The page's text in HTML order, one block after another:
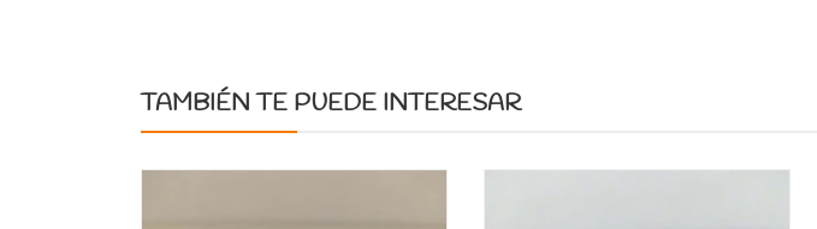
TAMBIÉN TE PUEDE INTERESAR